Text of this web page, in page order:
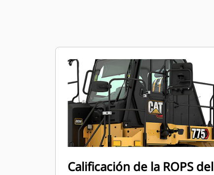
Calificación de la ROPS del